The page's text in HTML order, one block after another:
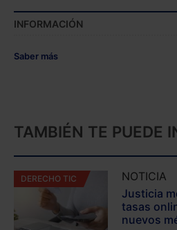
INFORMACIÓN
Saber más
TAMBIÉN TE PUEDE
DERECHO TIC
NOTICIA
Justicia
tasas
nuevos